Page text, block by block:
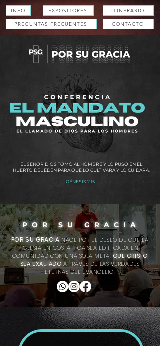
INFO EXPOSITORES
PREGUNTAS FRECUENTES
ITINERARIO
CONTACTO
EL SEÑOR DIOS TOMÓ AL HOMBRE Y LO PUSO EN EL
HUERTO DEL EDÉN PARA QUE LO CULTIVARA Y LO CUIDARA.
GÉNESIS 2:15
POR SU GRACIA
POR SU GRACIA NACE POR EL DESEO DE QUE LA
IGLESIA EN COSTA RICA SEA EDIFICADA EN
COMUNIDAD CON UNA SOLA META: QUE CRISTO
SEA EXALTADO A TRAVÉS DE LAS VERDADES
ETERNAS DEL EVANGELIO.